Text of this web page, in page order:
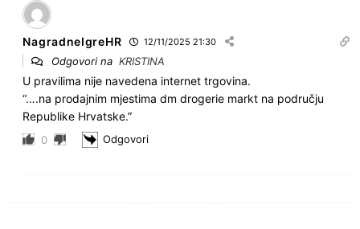
NagradneIgreHR 12/11/2025 21:30
Odgovori naKRISTINA
U pravilima nije navedena internet trgovina.
“….na prodajnim mjestima dm drogerie markt na području
Republike Hrvatske.”
0 Odgovori